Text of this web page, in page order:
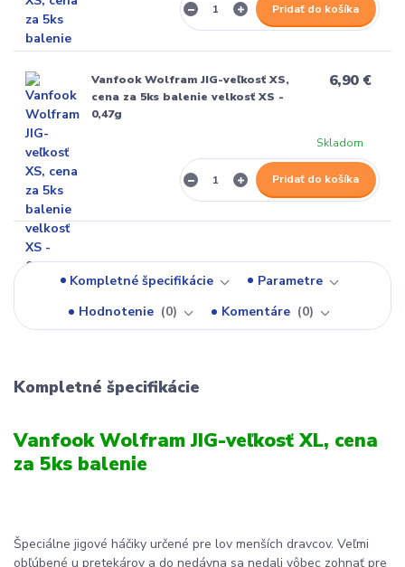
Pridať do košíka
Vanfook Wolfram JIG-veľkosť XS,
cena za 5ks balenie velkosť XS -
0,47g
6,90 €
Skladom
Pridať do košíka
Kompletné špecifikácie
Parametre
Hodnotenie
0 Komentáre 0
Kompletné špecifikácie
Vanfook Wolfram JIG-veľkosť XL, cena
za 5ks balenie
Špeciálne jigové háčiky určené pre lov menších dravcov. Veľmi
obľúbené u pretekárov a do nedávna sa nedali vôbec zohnať pre